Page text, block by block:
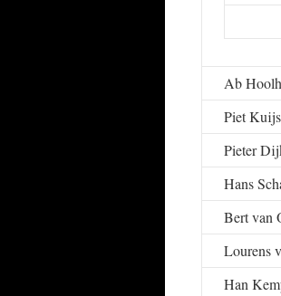
Ab
Piet
Pieter
Hans
Bert van
Lourens
Han